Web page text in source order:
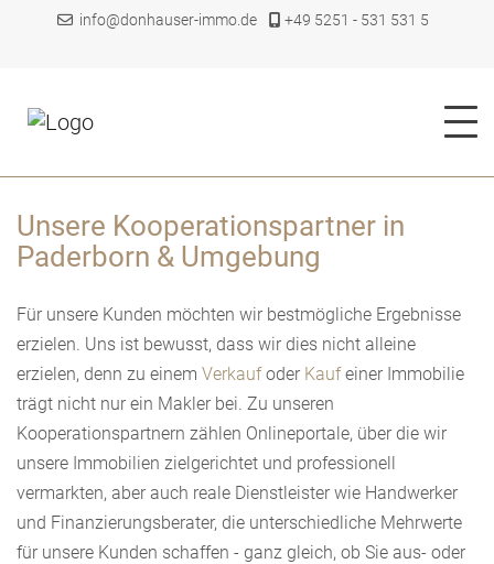
info@donhauser-immo.de +49 5251 - 531 531 5
Unsere Kooperationspartner in
Paderborn & Umgebung
Für unsere Kunden möchten wir bestmögliche Ergebnisse
erzielen. Uns ist bewusst, dass wir dies nicht alleine
erzielen, denn zu einem Verkaufoder Kaufeiner Immobilie
trägt nicht nur ein Makler bei. Zu unseren
Kooperationspartnern zählen Onlineportale, über die wir
unsere Immobilien zielgerichtet und professionell
vermarkten, aber auch reale Dienstleister wie Handwerker
und Finanzierungsberater, die unterschiedliche Mehrwerte
für unsere Kunden schaffen - ganz gleich, ob Sie aus- oder